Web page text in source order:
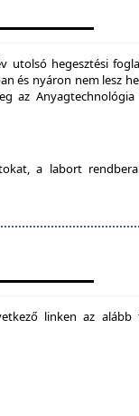
utolsó hegesztési
és nyáron nem lesz
az Anyagtechnológia
a labort
linken az alább